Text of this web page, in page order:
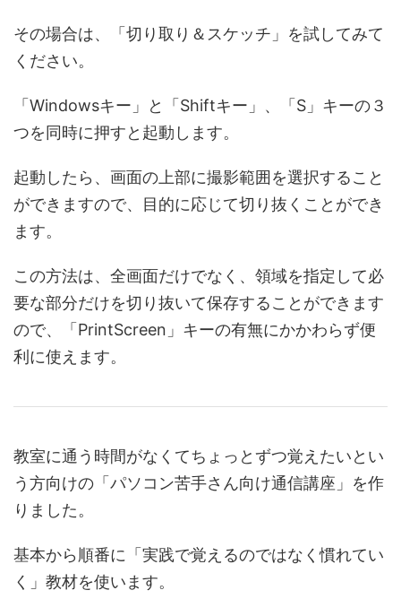
その場合は、「切り取り＆スケッチ」を試してみて
ください。
「Windowsキー」と「Shiftキー」、「S」キーの３
つを同時に押すと起動します。
起動したら、画面の上部に撮影範囲を選択すること
ができますので、目的に応じて切り抜くことができ
ます。
この方法は、全画面だけでなく、領域を指定して必
要な部分だけを切り抜いて保存することができます
ので、「PrintScreen」キーの有無にかかわらず便
利に使えます。
教室に通う時間がなくてちょっとずつ覚えたいとい
う方向けの「パソコン苦手さん向け通信講座」を作
りました。
基本から順番に「実践で覚えるのではなく慣れてい
く」教材を使います。